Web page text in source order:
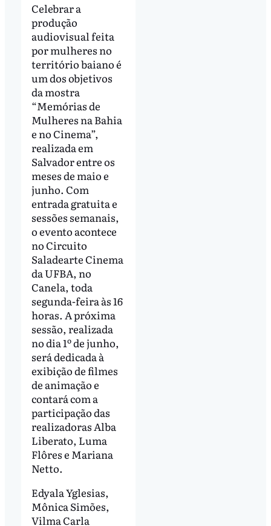
Celebrar a
produção
audiovisual feita
por mulheres no
território baiano é
um dos objetivos
da mostra
“Memórias de
Mulheres na Bahia
e no Cinema”,
realizada em
Salvador entre os
meses de maio e
junho. Com
entrada gratuita e
sessões semanais,
o evento acontece
no Circuito
Saladearte Cinema
da UFBA, no
Canela, toda
segunda-feira às 16
horas. A próxima
sessão, realizada
no dia 1º de junho,
será dedicada à
exibição de filmes
de animação e
contará com a
participação das
realizadoras Alba
Liberato, Luma
Flôres e Mariana
Netto.
Edyala Yglesias,
Mônica Simões,
Vilma Carla